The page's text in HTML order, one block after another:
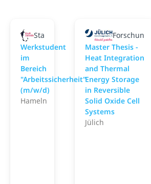
Stadt Hameln
Werkstudent
im
Bereich
"Arbeitssicherheit"
(m/w/d)
Hameln
Master Thesis -
Heat Integration
and Thermal
Energy Storage
in Reversible
Solid Oxide Cell
Systems
Jülich